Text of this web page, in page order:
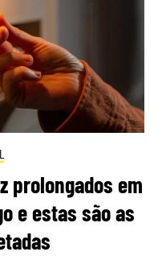
prolongados em
e estas são as